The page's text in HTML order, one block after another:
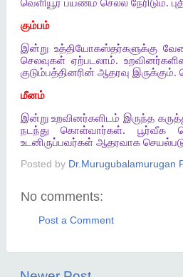
வெளியூர் பயணம் செல்ல நேரிடும்.
கும்பம்
இன்று உத்தியோகஸ்தர்களுக்கு
செலவுகள் ஏற்படலாம்.
குடும்பத்தினரின் ஆதரவு
மீனம்
இன்று உறவினர்களிடம் இருந்த
நடந்து கொள்வார்கள். பூர்வீக
உடனிருப்பவர்கள் ஆதரவாக
Posted by Dr.Murugubalamurugan
No comments:
Post a Comment